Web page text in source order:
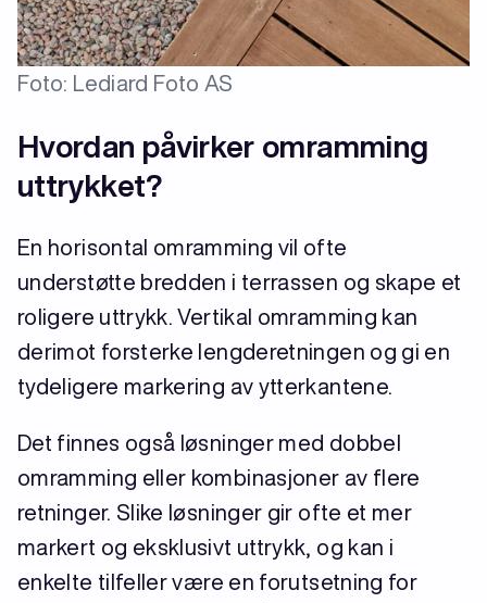
Foto: Lediard Foto AS
Hvordan påvirker omramming
uttrykket?
En horisontal omramming vil ofte
understøtte bredden i terrassen og skape et
roligere uttrykk. Vertikal omramming kan
derimot forsterke lengderetningen og gi en
tydeligere markering av ytterkantene.
Det finnes også løsninger med dobbel
omramming eller kombinasjoner av flere
retninger. Slike løsninger gir ofte et mer
markert og eksklusivt uttrykk, og kan i
enkelte tilfeller være en forutsetning for